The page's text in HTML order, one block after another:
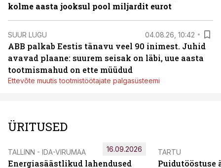
kolme aasta jooksul pool miljardit eurot
SUUR LUGU 04.08.26, 10:42
ABB palkab Eestis tänavu veel 90 inimest. Juhid
avavad plaane: suurem seisak on läbi, uue aasta
tootmismahud on ette müüdud
Ettevõte muutis tootmistöötajate palgasüsteemi
ÜRITUSED
TALLINN - IDA-VIRUMAA
Energiasäästlikud lahendused
16.09.2026 TARTU
Puidutööstuse